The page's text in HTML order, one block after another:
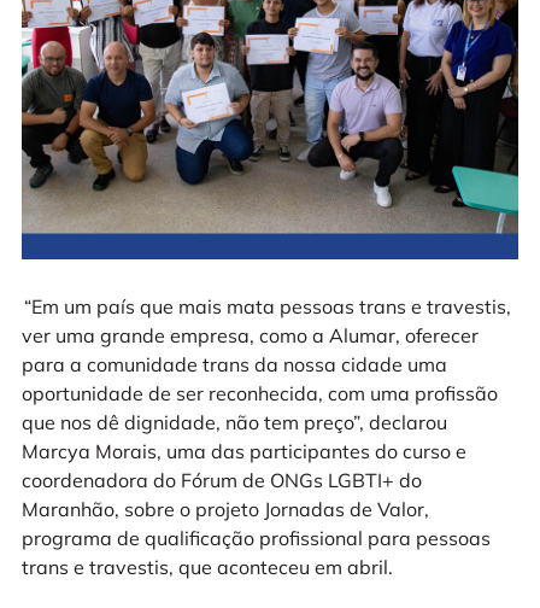
“Em um país que mais mata pessoas trans e travestis,
ver uma grande empresa, como a Alumar, oferecer
para a comunidade trans da nossa cidade uma
oportunidade de ser reconhecida, com uma profissão
que nos dê dignidade, não tem preço”, declarou
Marcya Morais, uma das participantes do curso e
coordenadora do Fórum de ONGs LGBTI+ do
Maranhão, sobre o projeto Jornadas de Valor,
programa de qualificação profissional para pessoas
trans e travestis, que aconteceu em abril.